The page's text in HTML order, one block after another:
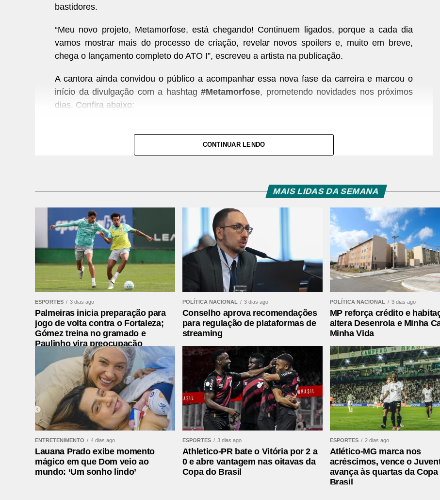
bastidores.
“Meu novo projeto, Metamorfose, está chegando! Continuem ligados, porque a cada dia
vamos mostrar mais do processo de criação, revelar novos spoilers e, muito em breve,
chega o lançamento completo do ATO I”, escreveu a artista na publicação.
A cantora ainda convidou o público a acompanhar essa nova fase da carreira e marcou o
início da divulgação com a hashtag #Metamorfose, prometendo novidades nos próximos
dias. Confira abaixo:
Um post compartilhado por Wanessa Camargo (@wanessa)
Fonte:TOP FAMOSOS
Comentários Facebook
Leia mais: FG BIG WHEEL: TRÊS ANOS DE ENCANTO E EXCLUSIVIDADE NO
PONTAL NORTE DE BALNEÁRIO CAMBORIÚ
CONTINUAR LENDO
MAIS LIDAS DA SEMANA
ESPORTES 3 dias ago
Palmeiras inicia preparação para
jogo de volta contra o Fortaleza;
Gómez treina no gramado e
Paulinho vira preocupação
POLÍTICA NACIONAL 3 dias ago
Conselho aprova recomendações
para regulação de plataformas de
streaming
POLÍTICA NACIONAL 3 dias ago
MP reforça crédito e
altera Desenrola e Minha
Minha Vida
ENTRETENIMENTO 4 dias ago
Lauana Prado exibe momento
mágico em que Dom veio ao
mundo: ‘Um sonho lindo’
ESPORTES 3 dias ago
Athletico-PR bate o Vitória por 2 a
0 e abre vantagem nas oitavas da
Copa do Brasil
ESPORTES 2 dias ago
Atlético-MG marca nos
acréscimos, vence o
avança às quartas da Copa
Brasil